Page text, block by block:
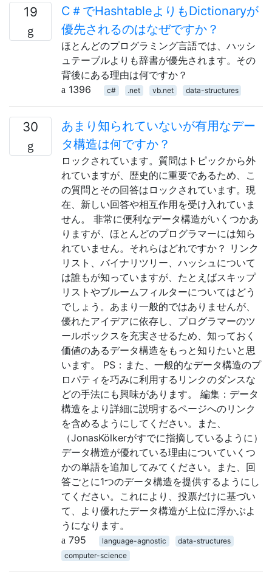
19
C＃でHashtableよりもDictionaryが
優先されるのはなぜですか？
ほとんどのプログラミング言語では、ハッシ
ュテーブルよりも辞書が優先されます。その
背後にある理由は何ですか？
1396
c# .net vb.net data-structures
30
あまり知られていないが有用なデー
タ構造は何ですか？
ロックされています。質問はトピックから外
れていますが、歴史的に重要であるため、こ
の質問とその回答はロックされています。現
在、新しい回答や相互作用を受け入れていま
せん。 非常に便利なデータ構造がいくつかあ
りますが、ほとんどのプログラマーには知ら
れていません。それらはどれですか？ リンク
リスト、バイナリツリー、ハッシュについて
は誰もが知っていますが、たとえばスキップ
リストやブルームフィルターについてはどう
でしょう。あまり一般的ではありませんが、
優れたアイデアに依存し、プログラマーのツ
ールボックスを充実させるため、知っておく
価値のあるデータ構造をもっと知りたいと思
います。 PS：また、一般的なデータ構造のプ
ロパティを巧みに利用するリンクのダンスな
どの手法にも興味があります。 編集：データ
構造をより詳細に説明するページへのリンク
を含めるようにしてください。また、
（JonasKölkerがすでに指摘しているように）
データ構造が優れている理由についていくつ
かの単語を追加してみてください。また、回
答ごとに1つのデータ構造を提供するようにし
てください。これにより、投票だけに基づい
て、より優れたデータ構造が上位に浮かぶよ
うになります。
795
language-agnostic
data-structures
computer-science